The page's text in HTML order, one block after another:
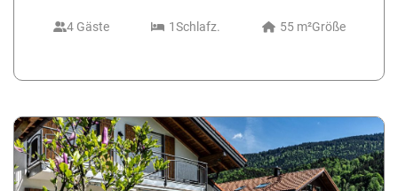
4 Gäste 1Schlafz. 55 m²Größe